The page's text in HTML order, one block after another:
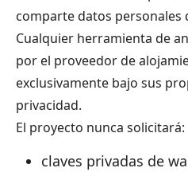
comparte datos personales
Cualquier herramienta de
por el proveedor de
exclusivamente bajo sus
privacidad.
El proyecto nunca solicitará:
claves privadas de